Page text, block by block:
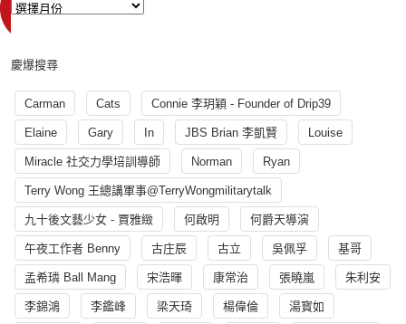
慶爆搜尋
Carman Cats Connie 李玥穎 - Founder of Drip39
Elaine Gary In JBS Brian 李凱賢 Louise
Miracle 社交力學培訓導師 Norman Ryan
Terry Wong 王總講軍事@TerryWongmilitarytalk
九十後文藝少女 - 賈雅緻 何啟明 何爵天導演
午夜工作者 Benny 古庄辰 古立 吳佩孚 基哥
孟希璘 Ball Mang 宋浩暉 康常治 張曉嵐 朱利安
李錦鴻 李鑑峰 梁天琦 楊偉倫 湯寳如